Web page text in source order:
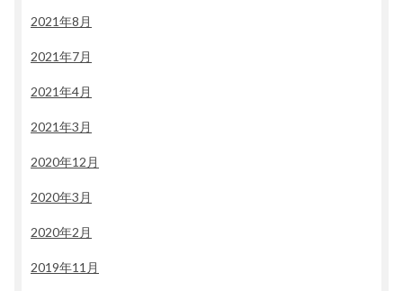
2021年8月
2021年7月
2021年4月
2021年3月
2020年12月
2020年3月
2020年2月
2019年11月